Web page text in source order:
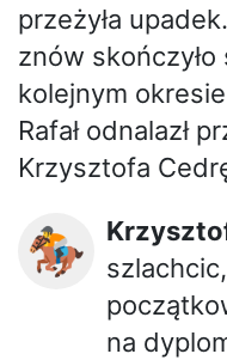
przeżyła
znów
kolejnym
Rafał odnalazł
Krzysztofa
🏇
na